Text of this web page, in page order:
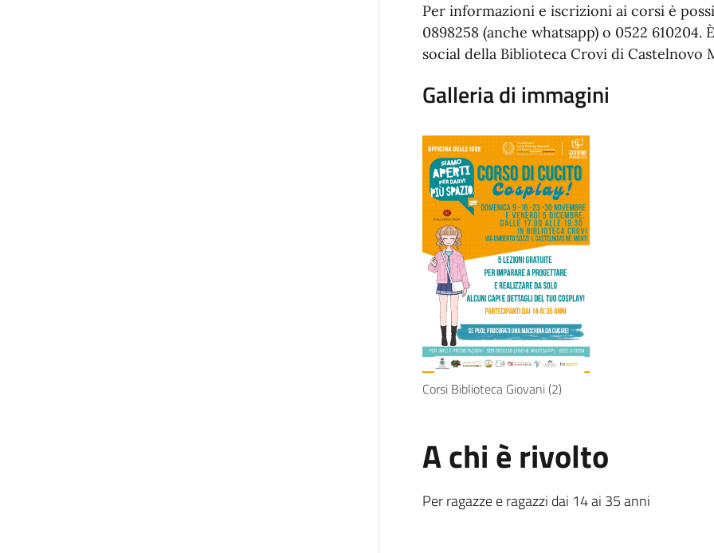
Per informazioni e iscrizioni ai corsi è
0898258 (anche whatsapp) o 0522
social della Biblioteca Crovi di Castelnovo
Galleria di immagini
Corsi Biblioteca Giovani (2)
A chi è rivolto
Per ragazze e ragazzi dai 14 ai 35 anni